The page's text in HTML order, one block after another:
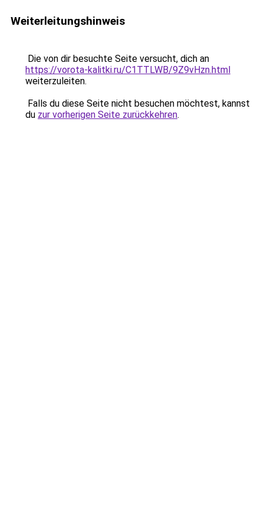
Weiterleitungshinweis
Die von dir besuchte Seite versucht, dich an
https://vorota-kalitki.ru/C1TTLWB/9Z9vHzn.html
weiterzuleiten.
Falls du diese Seite nicht besuchen möchtest, kannst
du zur vorherigen Seite zurückkehren.